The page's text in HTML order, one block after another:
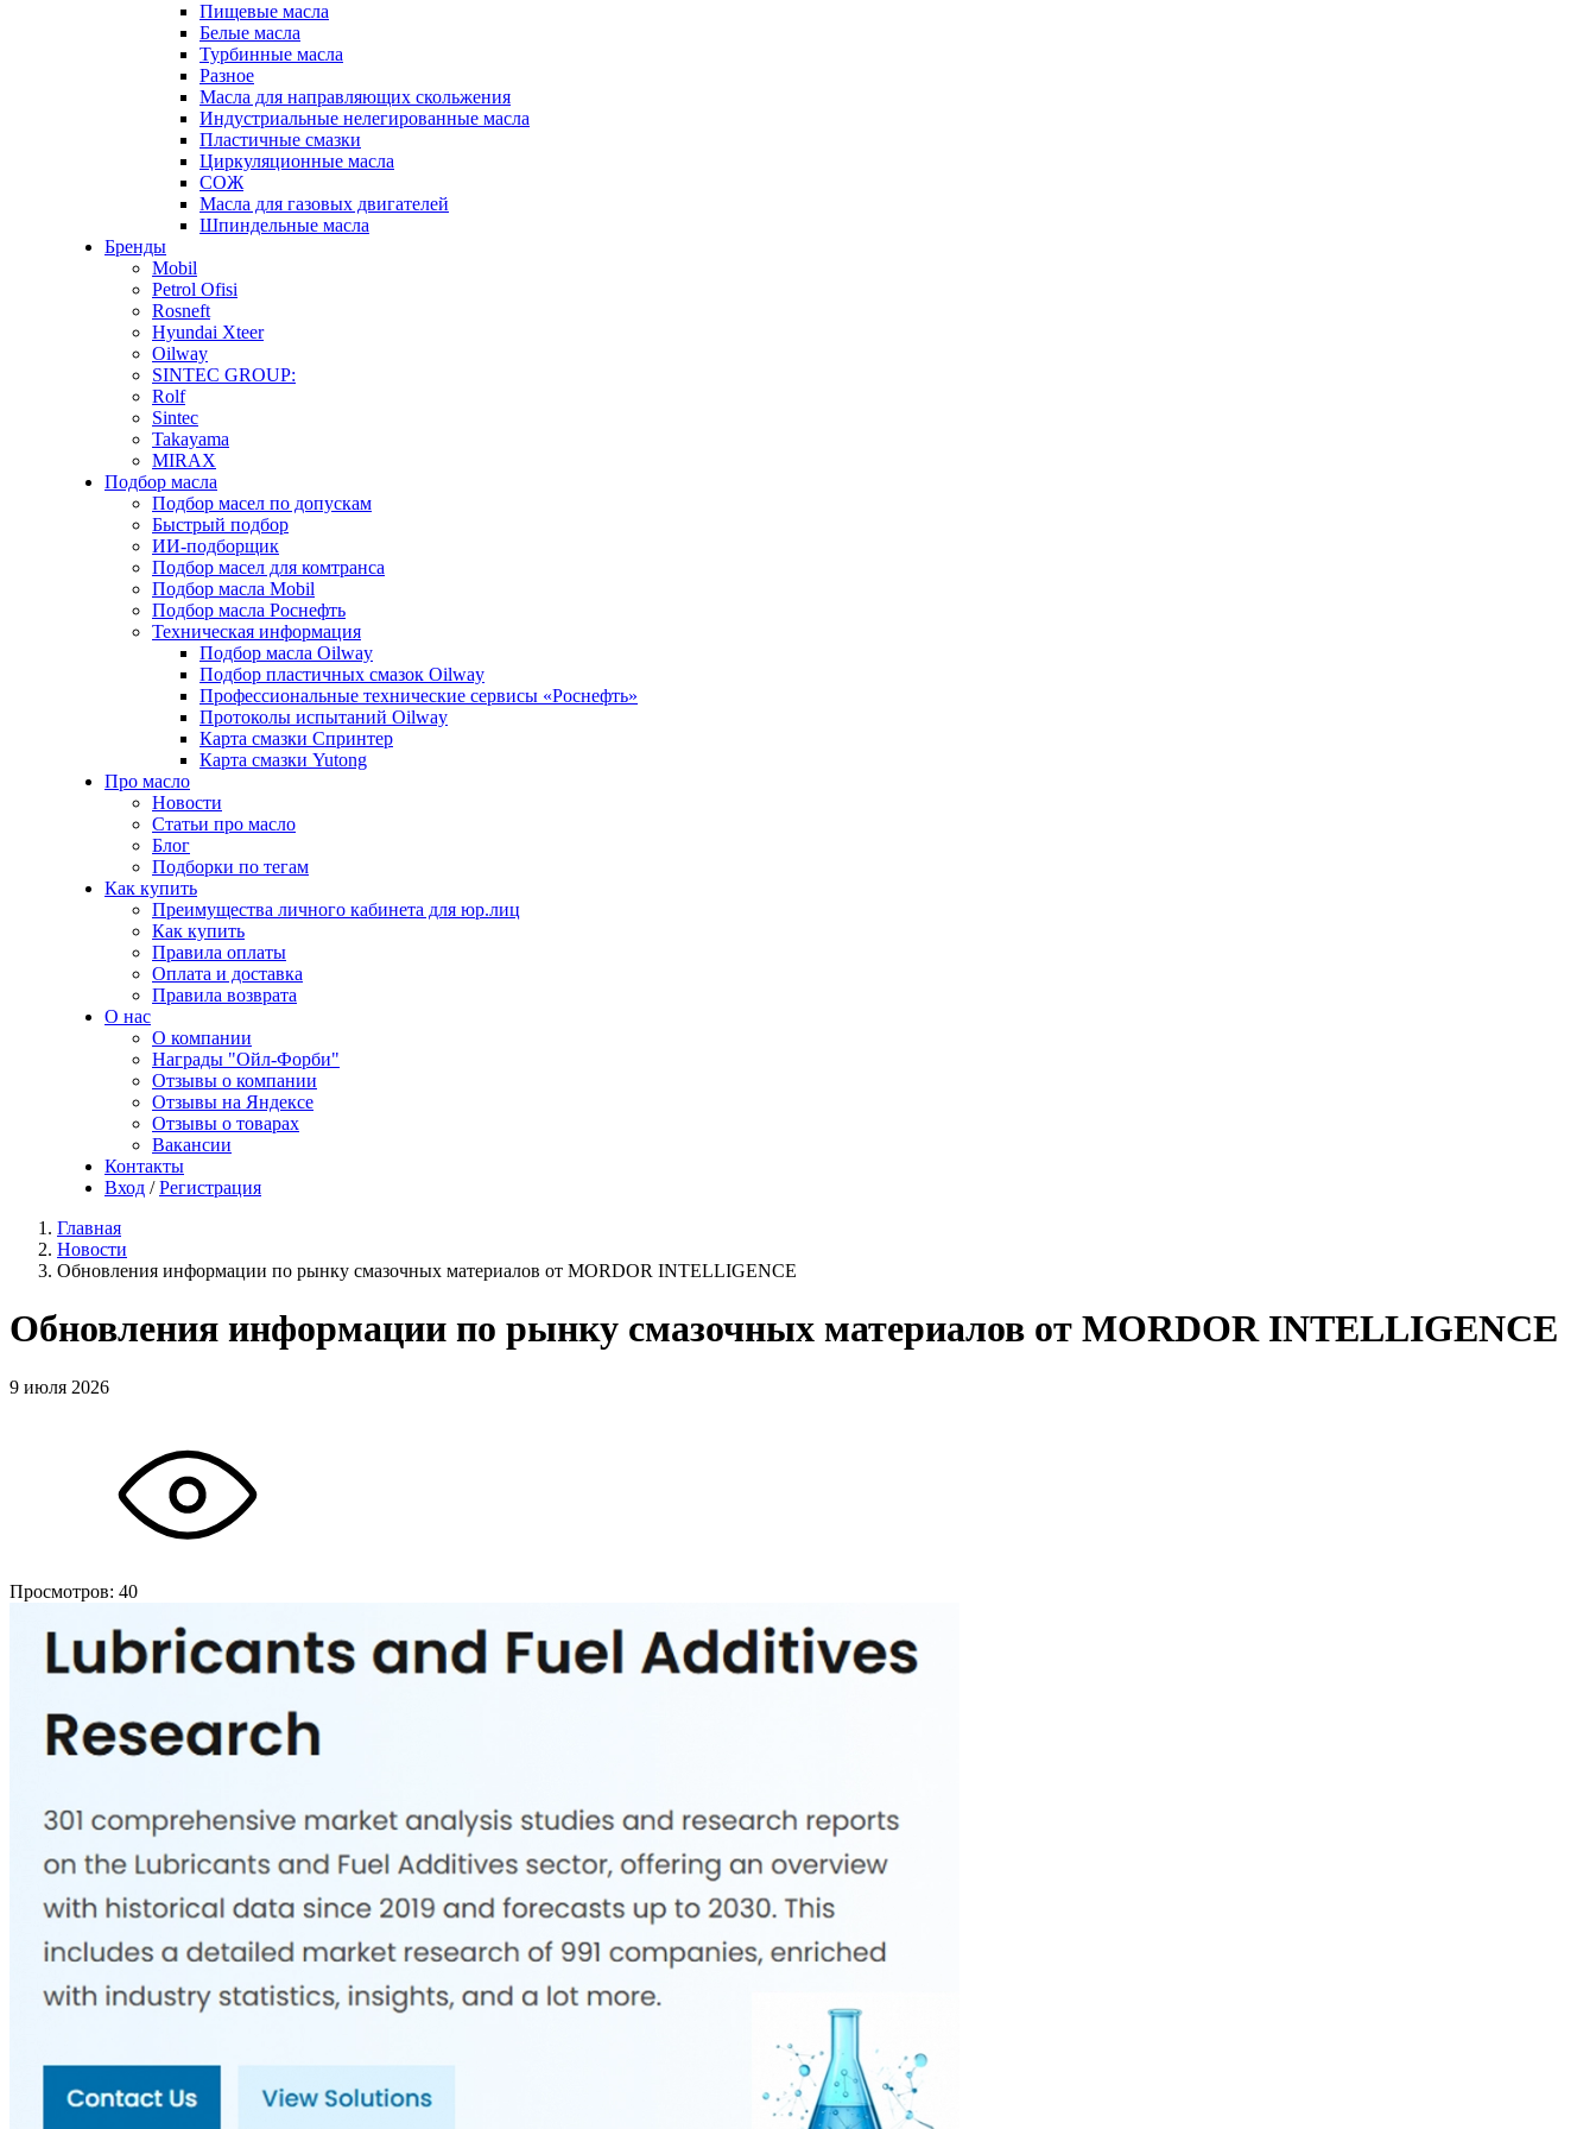
Пищевые масла
Белые масла
Турбинные масла
Разное
Масла для направляющих скольжения
Индустриальные нелегированные масла
Пластичные смазки
Циркуляционные масла
СОЖ
Масла для газовых двигателей
Шпиндельные масла
Бренды
Mobil
Petrol Ofisi
Rosneft
Hyundai Xteer
Oilway
SINTEC GROUP:
Rolf
Sintec
Takayama
MIRAX
Подбор масла
Подбор масел по допускам
Быстрый подбор
ИИ-подборщик
Подбор масел для комтранса
Подбор масла Mobil
Подбор масла Роснефть
Техническая информация
Подбор масла Oilway
Подбор пластичных смазок Oilway
Профессиональные технические сервисы «Роснефть»
Протоколы испытаний Oilway
Карта смазки Спринтер
Карта смазки Yutong
Про масло
Новости
Статьи про масло
Блог
Подборки по тегам
Как купить
Преимущества личного кабинета для юр.лиц
Как купить
Правила оплаты
Оплата и доставка
Правила возврата
О нас
О компании
Награды "Ойл-Форби"
Отзывы о компании
Отзывы на Яндексе
Отзывы о товарах
Вакансии
Контакты
Вход / Регистрация
Главная
Новости
Обновления информации по рынку смазочных материалов от MORDOR INTELLIGENCE
Обновления информации по рынку смазочных материалов от MORDOR INTELLIGENCE
9 июля 2026
Просмотров: 40